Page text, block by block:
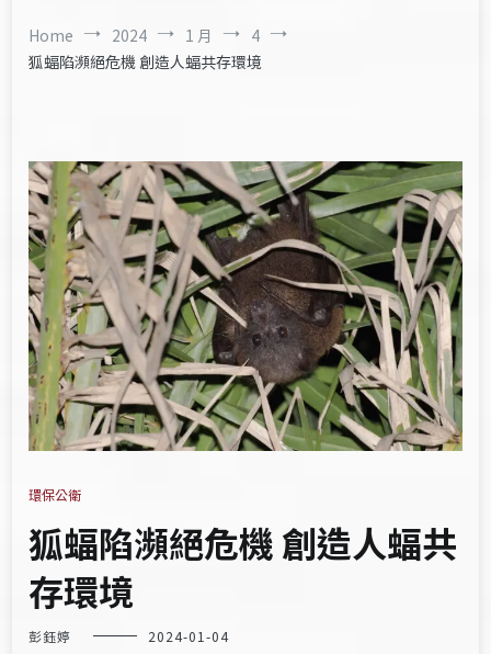
Home 2024 1 月
4
狐蝠陷瀕絕危機 創造人蝠共存環境
環保公衛
狐蝠陷瀕絕危機 創造人蝠共
存環境
彭鈺婷 2024-01-04